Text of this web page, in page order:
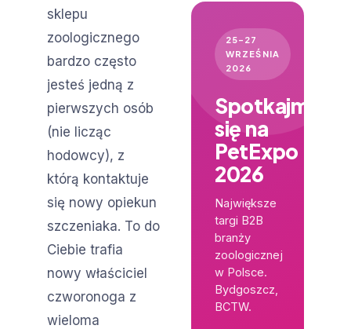
sklepu
zoologicznego
bardzo często
jesteś jedną z
pierwszych osób
(nie licząc
hodowcy), z
którą kontaktuje
się nowy opiekun
szczeniaka. To do
Ciebie trafia
nowy właściciel
czworonoga z
wieloma
25–27
WRZEŚNIA
2026
Spotkajmy
się na
PetExpo
2026
Największe
targi B2B
branży
zoologicznej
w Polsce.
Bydgoszcz,
BCTW.